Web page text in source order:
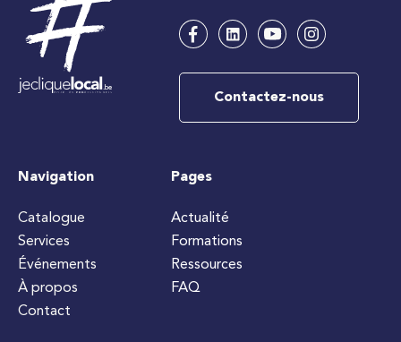
Contactez-nous
Navigation
Catalogue
Services
Événements
À propos
Contact
Pages
Actualité
Formations
Ressources
FAQ